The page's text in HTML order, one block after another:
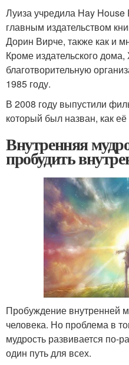
Луиза учредила Hay House
главным издательством
Дорин Вирче, также как и
Кроме издательского
благотворительную
1985 году.
В 2008 году выпустили
который был назван, как
Внутренняя
пробудить
Пробуждение внутренней
человека. Но проблема в
мудрость развивается по-
один путь для всех.